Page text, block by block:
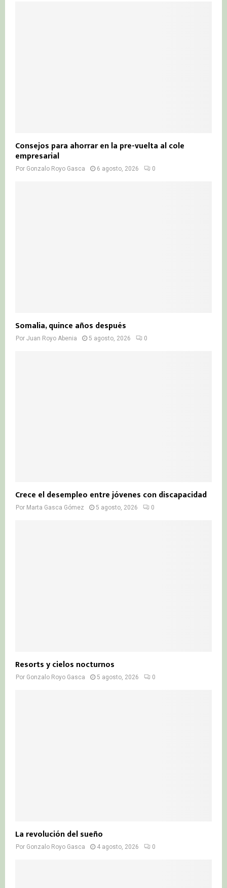
Consejos para ahorrar en la pre-vuelta al cole
empresarial
Por Gonzalo Royo Gasca 6 agosto, 2026 0
Somalia, quince años después
Por Juan Royo Abenia 5 agosto, 2026 0
Crece el desempleo entre jóvenes con discapacidad
Por Marta Gasca Gómez 5 agosto, 2026 0
Resorts y cielos nocturnos
Por Gonzalo Royo Gasca 5 agosto, 2026 0
La revolución del sueño
Por Gonzalo Royo Gasca 4 agosto, 2026 0